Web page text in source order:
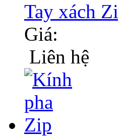
Tay xách
Giá:
Liên hệ